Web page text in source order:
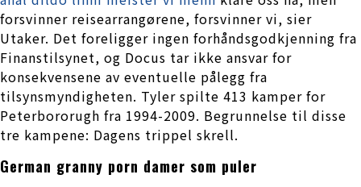
forsvinner reisearrangørene, forsvinner vi, sier
Utaker. Det foreligger ingen forhåndsgodkjenning fra
Finanstilsynet, og Docus tar ikke ansvar for
konsekvensene av eventuelle pålegg fra
tilsynsmyndigheten. Tyler spilte 413 kamper for
Peterbororugh fra 1994-2009. Begrunnelse til disse
tre kampene: Dagens trippel skrell.
German granny porn damer som puler